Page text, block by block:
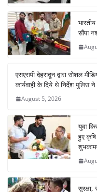
सौंपा
एसएसपी देहरादून द्वारा सोशल
कार्यवाही के दिये थे निर्देश पुलिस ने
August 5, 2026
युवा
हुए